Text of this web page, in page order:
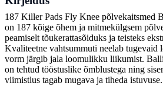
187 Killer Pads Fly Knee põlvekaitsmed
on 187 kõige õhem ja mitmekülgsem
peamiselt tõukerattasõiduks ja teisteks
Kvaliteetne vahtsummuti neelab tugevaid
vorm järgib jala loomulikku liikumist.
on tehtud tööstuslike õmblustega ning
viimistlus tagab mugava ja tiheda istuvuse.